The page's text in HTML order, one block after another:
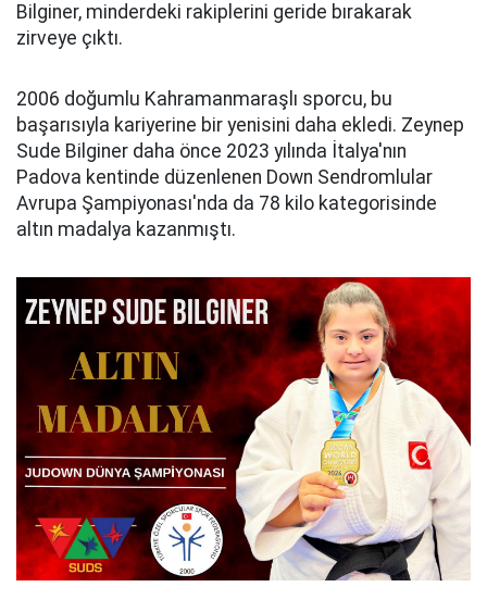
Bilginer, minderdeki rakiplerini geride bırakarak
zirveye çıktı.
2006 doğumlu Kahramanmaraşlı sporcu, bu
başarısıyla kariyerine bir yenisini daha ekledi. Zeynep
Sude Bilginer daha önce 2023 yılında İtalya'nın
Padova kentinde düzenlenen Down Sendromlular
Avrupa Şampiyonası'nda da 78 kilo kategorisinde
altın madalya kazanmıştı.